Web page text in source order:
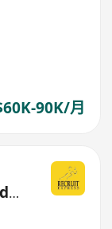
90K/月